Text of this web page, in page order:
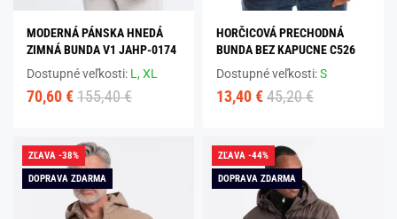
MODERNÁ PÁNSKA HNEDÁ
ZIMNÁ BUNDA V1 JAHP-0174
Dostupné veľkosti: L,XL
70,60 € 155,40 €
HORČICOVÁ PRECHODNÁ
BUNDA BEZ KAPUCNE C526
Dostupné veľkosti:S
13,40 € 45,20 €
ZĽAVA -38%
DOPRAVA ZDARMA
ZĽAVA -44%
DOPRAVA ZDARMA